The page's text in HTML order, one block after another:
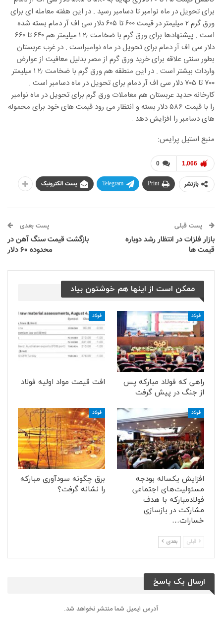
برای تحویل در ماه نوامبر تا دسامبر رسید . در این هفته معامله ای برای
ورق گرم ۲ میلیمتر در قیمت ۶۰۰ تا ۶۰۵ دلار سی اف آر دمام بسته شده
است . پیشنهادها برای ورق گرم با ضخامت ۲٫ ۱ میلیمتر هم ۶۴۰ تا ۶۶۰
دلار سی اف آر دمام برای تحویل در ماه نوامبراست . در غرب عربستان
بطور سنتی علاقه برای خرید ورق گرم از مصر بدلیل معافیت از عوارض
واردات بیشتر است . در این منطقه هم ورق گرم با ضخامت ۲٫ ۱ میلیمتر
۷۰۰ تا ۷۰۵ دلار سی اف آر دمام برای تحویل در ماه دسامبر است .
کارخانه حدید عربستان هم معاملات ورق گرم برای تحویل در ماه نوامبر
را با قیمت ۵۸۶ دلار بسته و انتظار می رود قیمت های خود برای محموله
های دسامبر را افزایش دهد .
منبع استیل پرایس:
0 1,066
بازنشر Print
Telegram پست الکترونیک
پست قبلی
بازار فلزات در انتظار رشد دوباره
قیمت ها
پست بعدی
بازگشت قیمت سنگ آهن در
محدوده ۶۰ دلار
ممکن است از اینها هم خوشتون بیاد
فولاد
راهی که فولاد مبارکه پس
از جنگ در پیش گرفت
فولاد
افت قیمت مواد اولیه فولاد
فولاد
افزایش یکساله بودجه
مسئولیت‌های اجتماعی
فولادمبارکه با هدف
مشارکت در بازسازی
خسارات…
فولاد
برق چگونه سودآوری مبارکه
را نشانه گرفت؟
قبلی بعدی
ارسال یک پاسخ
آدرس ایمیل شما منتشر نخواهد شد.